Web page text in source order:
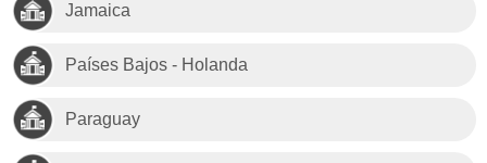
Jamaica
Países Bajos - Holanda
Paraguay